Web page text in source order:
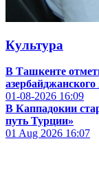
Культура
В Ташкенте
01-08-2026 16:09
В Каппадокии
путь Турции»
01 Aug 2026 16:07